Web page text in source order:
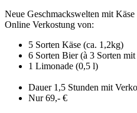
Neue Geschmackswelten mit
Online Verkostung von:
5 Sorten Käse (ca. 1,2kg)
6 Sorten Bier (à 3 Sorten
1 Limonade (0,5 l)
Dauer 1,5 Stunden mit
Nur 69,- €